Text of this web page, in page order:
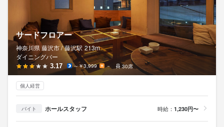
サードフロアー
神奈川県 藤沢市 / 藤沢駅 213m
ダイニングバー
3.17 ～￥3,999 － 30席
個人経営
バイト ホールスタッフ 時給： 1,230円〜